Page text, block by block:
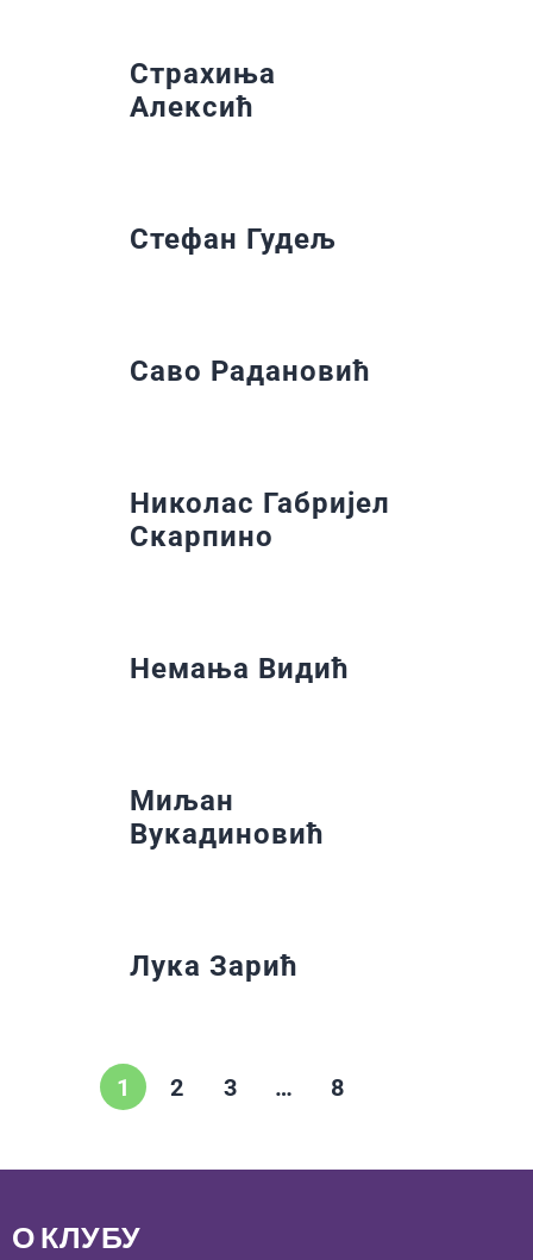
Страхиња
Алексић
Стефан Гудељ
Саво Радановић
Николас Габријел
Скарпино
Немања Видић
Миљан
Вукадиновић
Лука Зарић
1 2 3 … 8
О КЛУБУ